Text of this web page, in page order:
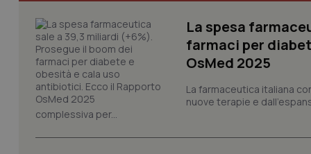
La spesa
farmaci per
OsMed 2025
La farmaceutica italiana
nuove terapie e
complessiva per...